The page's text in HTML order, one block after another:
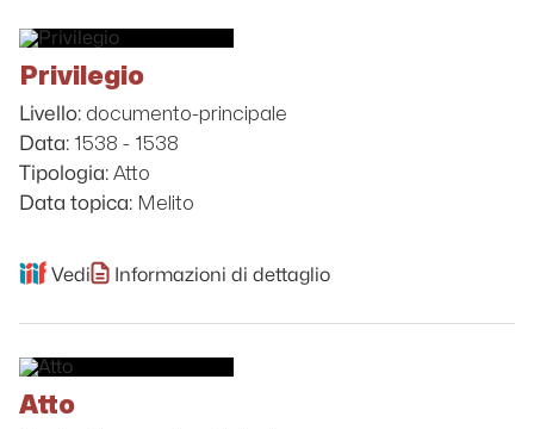
Privilegio
Livello: documento-principale
Data: 1538 - 1538
Tipologia: Atto
Data topica: Melito
Vedi Informazioni di dettaglio
Atto